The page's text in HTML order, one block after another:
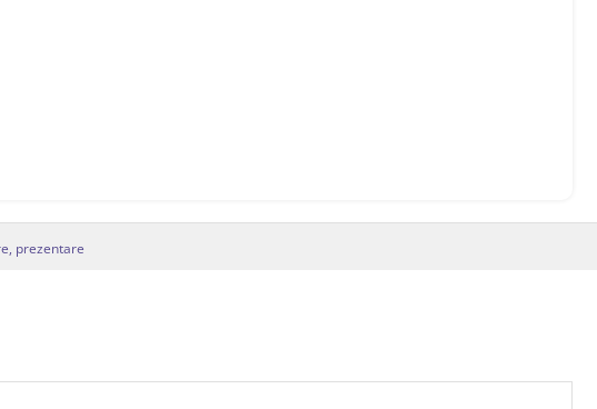
prezentare